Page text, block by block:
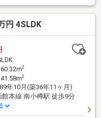
えいただけるとスムー
以内、システムキッチ
、シャッター車庫、全
円 4SLDK
2
2
年10月(築36年11ヶ月)
館本線 南小樽駅 徒歩9分